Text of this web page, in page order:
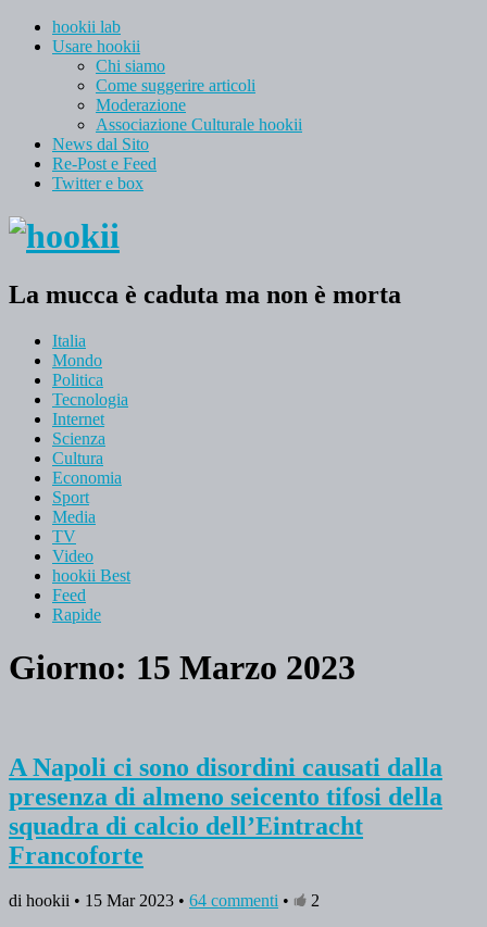
hookii lab
Usare hookii
Chi siamo
Come suggerire articoli
Moderazione
Associazione Culturale hookii
News dal Sito
Re-Post e Feed
Twitter e box
La mucca è caduta ma non è morta
Italia
Mondo
Politica
Tecnologia
Internet
Scienza
Cultura
Economia
Sport
Media
TV
Video
hookii Best
Feed
Rapide
Giorno: 15 Marzo 2023
A Napoli ci sono disordini causati dalla
presenza di almeno seicento tifosi della
squadra di calcio dell’Eintracht
Francoforte
di hookii • 15 Mar 2023 • 64 commenti •
2